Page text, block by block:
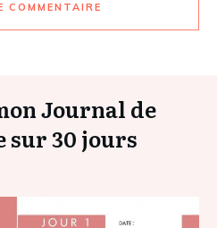
COMMENTAIRE
Journal de
sur 30 jours